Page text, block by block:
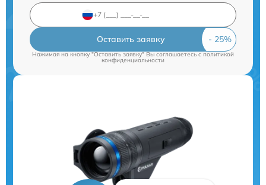
Оставить заявку
Нажимая на кнопку "Оставить заявку" Вы соглашаетесь cполитикой
конфиденциальности